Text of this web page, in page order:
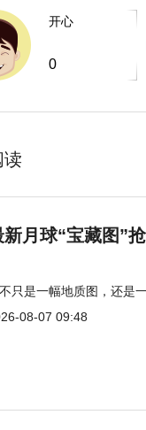
开心
0
读
新月球“宝藏图”
只是一幅地质图，还是
08-07 09:48